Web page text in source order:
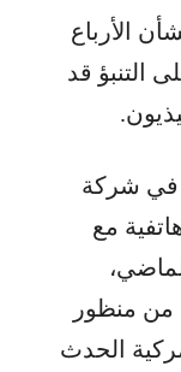
الأرباع
التنبؤ قد
في شركة
مع
من منظور
الحدث